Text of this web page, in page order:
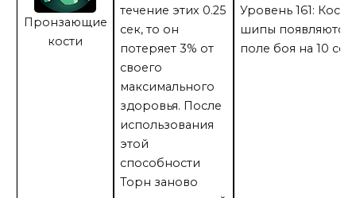
Пронзающие
кости
течение этих 0.25
сек, то он
потеряет 3% от
своего
максимального
здоровья. После
использования
этой
способности
Торн заново
Уровень 161:
шипы появляются
поле боя на 10 сек.